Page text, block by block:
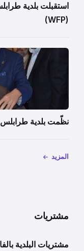
استقبلت بلدية
(WFP)
نظّمت بلدية
المزيد
مشتريات
مشتريات البلدية